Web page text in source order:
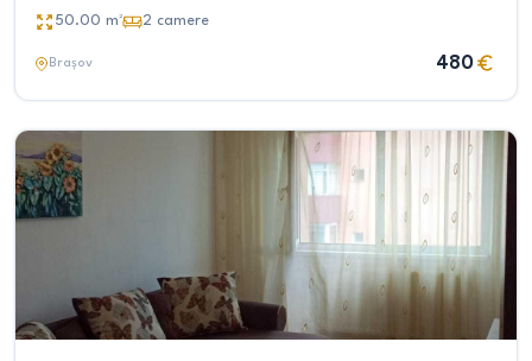
50.00 m² 2 camere
Brașov 480